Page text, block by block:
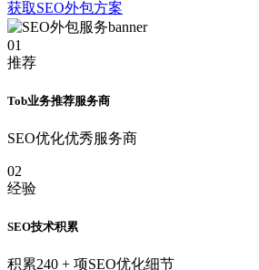
获取SEO外包方案
01
推荐
Tob业务推荐服务商
SEO优化优秀服务商
02
经验
SEO技术积累
积累240 + 项SEO优化细节